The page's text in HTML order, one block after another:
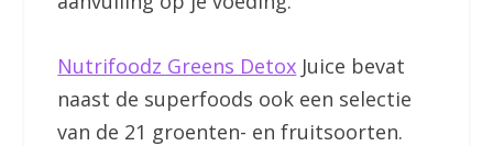
Nutrifoodz Greens Detox Juice bevat
naast de superfoods ook een selectie
van de 21 groenten- en fruitsoorten.